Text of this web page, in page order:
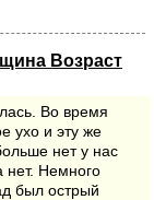
Возраст
Во время
ухо и эту же
нет у нас
нет. Немного
был острый